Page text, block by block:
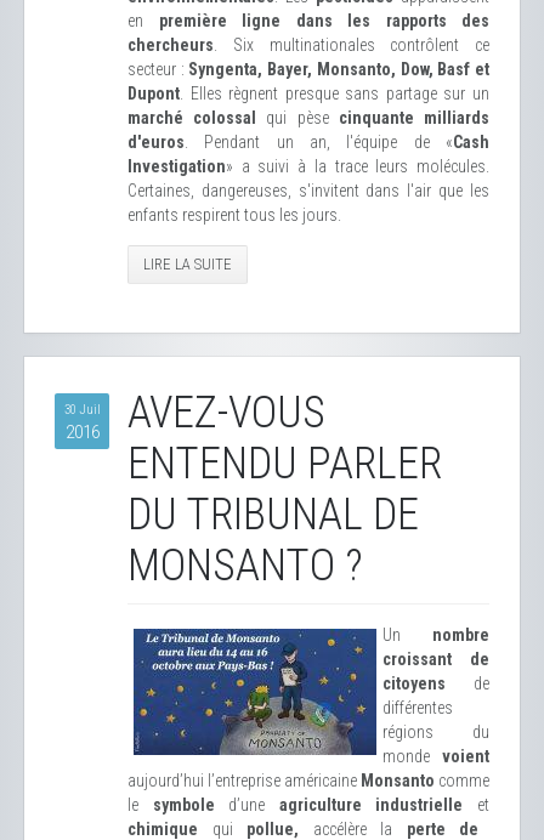
en première ligne dans les rapports des
chercheurs . Six multinationales contrôlent ce
secteur : Syngenta, Bayer, Monsanto, Dow, Basf et
Dupont . Elles règnent presque sans partage sur un
marché colossal
qui pèse cinquante milliards
d'euros . Pendant un an, l'équipe de «Cash
Investigation» a suivi à la trace leurs molécules.
Certaines, dangereuses, s'invitent dans l'air que les
enfants respirent tous les jours.
LIRE LA SUITE
30 Juil
2016
AVEZ-VOUS
ENTENDU PARLER
DU TRIBUNAL DE
MONSANTO ?
Un nombre
croissant de
citoyens de
différentes
régions du
monde voient
aujourd’hui l’entreprise américaine Monsanto comme
le symbole d’une agriculture industrielle et
chimique qui pollue, accélère la perte de